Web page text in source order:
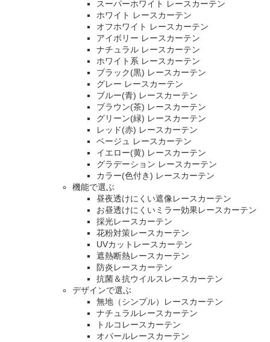
スーパーホワイト レースカーテン
ホワイト レースカーテン
オフホワイト レースカーテン
アイボリー レースカーテン
ナチュラル レースカーテン
ホワイト系 レースカーテン
ブラック(黒) レースカーテン
グレー レースカーテン
ブルー(青) レースカーテン
ブラウン(茶) レースカーテン
グリーン(緑) レースカーテン
レッド(赤) レースカーテン
ベージュ レースカーテン
イエロー(黄) レースカーテン
グラデーション レースカーテン
カラー(色付き) レースカーテン
機能で選ぶ
昼夜透けにくい遮像レースカーテン
お昼透けにくいミラー効果レースカーテン
採光レースカーテン
花粉対策レースカーテン
UVカットレースカーテン
遮熱断熱レースカーテン
防炎レースカーテン
抗菌＆抗ウイルスレースカーテン
デザインで選ぶ
無地（シンプル）レースカーテン
ナチュラルレースカーテン
トルコレースカーテン
オパールレースカーテン